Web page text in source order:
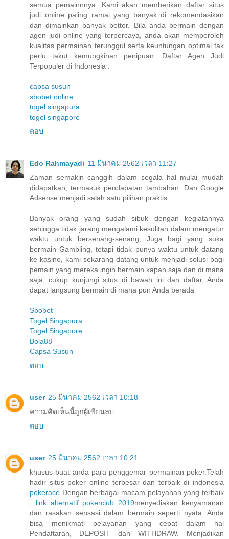
semua pemainnnya. Kami akan memberikan daftar situs
judi online paling ramai yang banyak di rekomendasikan
dan dimainkan banyak bettor. Bila anda bermain dengan
agen judi online yang terpercaya, anda akan memperoleh
kualitas permainan terunggul serta keuntungan optimal tak
perlu takut kemungkinan penipuan. Daftar Agen Judi
Terpopuler di Indonesia :
capsa susun
sbobet online
togel singapura
togel singapore
ตอบ
Edo Rahmayadi 11 มีนาคม 2562 เวลา 11:27
Zaman semakin canggih dalam segala hal mulai mudah
didapatkan, termasuk pendapatan tambahan. Dan Google
Adsense menjadi salah satu pilihan praktis.
Banyak orang yang sudah sibuk dengan kegiatannya
sehingga tidak jarang mengalami kesulitan dalam mengatur
waktu untuk bersenang-senang, Juga bagi yang suka
bermain Gambling, tetapi tidak punya waktu untuk datang
ke kasino, kami sekarang datang untuk menjadi solusi bagi
pemain yang mereka ingin bermain kapan saja dan di mana
saja, cukup kunjungi situs di bawah ini dan daftar, Anda
dapat langsung bermain di mana pun Anda berada
Sbobet
Togel Singapura
Togel Singapore
Bola88
Capsa Susun
ตอบ
user 25 มีนาคม 2562 เวลา 10:18
ความคิดเห็นนี้ถูกผู้เขียนลบ
ตอบ
user 25 มีนาคม 2562 เวลา 10:21
khusus buat anda para penggemar permainan poker.Telah
hadir situs poker online terbesar dan terbaik di indonesia
pokerace Dengan berbagai macam pelayanan yang terbaik
link alternatif pokerclub 2019menyediakan kenyamanan
dan rasakan sensasi dalam bermain seperti nyata. Anda
bisa menikmati pelayanan yang cepat dalam hal
Pendaftaran, DEPOSIT dan WITHDRAW. Menjadikan